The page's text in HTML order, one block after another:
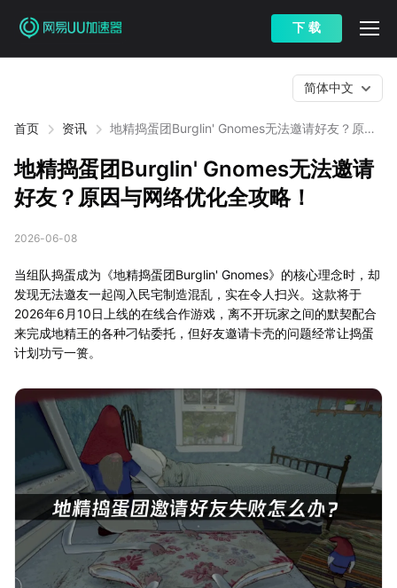
下 载
首页 资讯
地精捣蛋团Burglin' Gnomes无法邀请好友？原因
简体中文
地精捣蛋团Burglin' Gnomes无法邀请
好友？原因与网络优化全攻略！
2026-06-08
当组队捣蛋成为《地精捣蛋团Burglin' Gnomes》的核心理念时，却
发现无法邀友一起闯入民宅制造混乱，实在令人扫兴。这款将于
2026年6月10日上线的在线合作游戏，离不开玩家之间的默契配合
来完成地精王的各种刁钻委托，但好友邀请卡壳的问题经常让捣蛋
计划功亏一篑。